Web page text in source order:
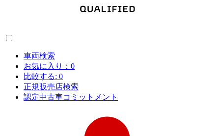
車両検索
お気に入り： 0
比較する: 0
正規販売店検索
認定中古車コミットメント